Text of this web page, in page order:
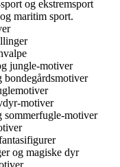
og ekstremsport
maritim sport.
jungle-motiver
motiver
sommerfugle-motiver
og magiske dyr